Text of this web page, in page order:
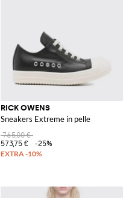
RICK OWENS
Sneakers Extreme in pelle
765,00 €
573,75 €
-25%